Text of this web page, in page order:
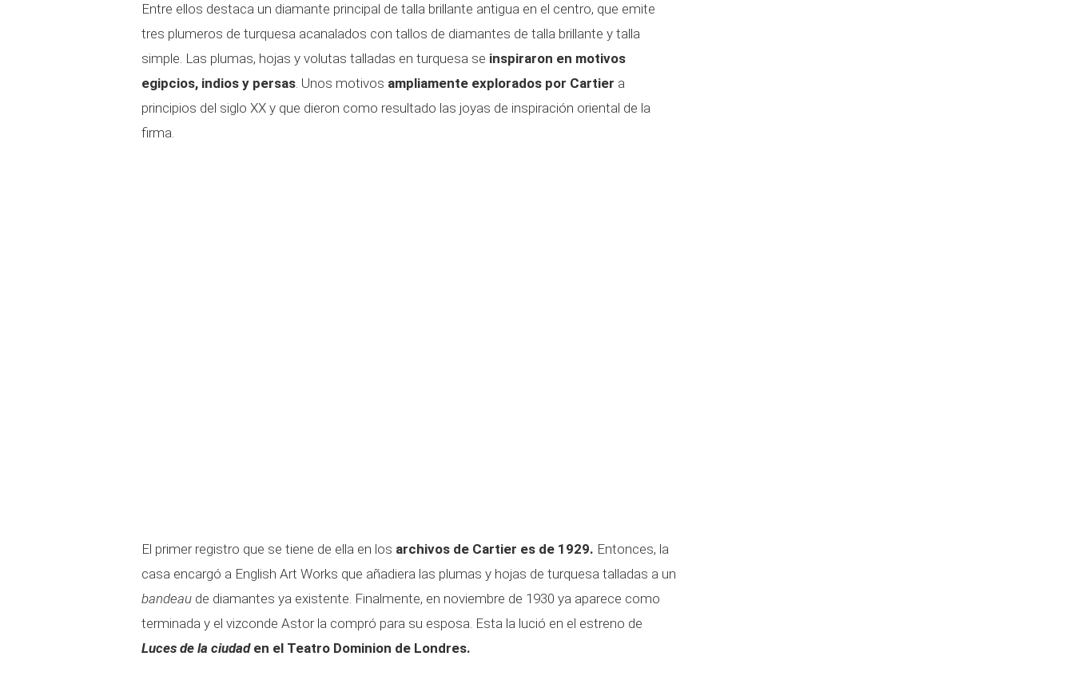
Entre ellos destaca un diamante principal de talla brillante antigua en el centro, que emite
tres plumeros de turquesa acanalados con tallos de diamantes de talla brillante y talla
simple. Las plumas, hojas y volutas talladas en turquesa se inspiraron en motivos
egipcios, indios y persas. Unos motivos ampliamente explorados por Cartier a
principios del siglo XX y que dieron como resultado las joyas de inspiración oriental de la
firma.
El primer registro que se tiene de ella en los archivos de Cartier es de 1929. Entonces, la
casa encargó a English Art Works que añadiera las plumas y hojas de turquesa talladas a un
bandeau de diamantes ya existente. Finalmente, en noviembre de 1930 ya aparece como
terminada y el vizconde Astor la compró para su esposa. Esta la lució en el estreno de
Luces de la ciudaden el Teatro Dominion de Londres.